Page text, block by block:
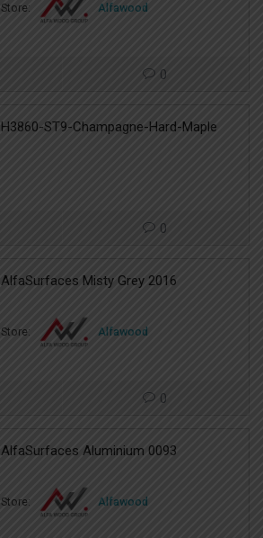
Store: Alfawood
0
H3860-ST9-Champagne-Hard-Maple
0
AlfaSurfaces Misty Grey 2016
Store: Alfawood
0
AlfaSurfaces Aluminium 0093
Store: Alfawood